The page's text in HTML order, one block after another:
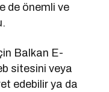
de önemli ve
Balkan E-
sitesini veya
edebilir ya da